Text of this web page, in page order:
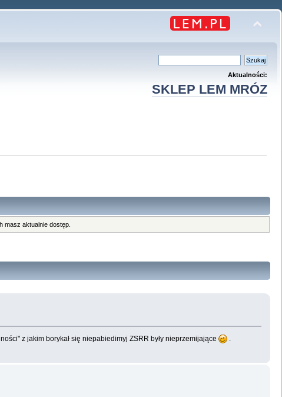
Aktualności:
SKLEP LEM MRÓZ
masz aktualnie dostęp.
z jakim borykał się niepabiedimyj ZSRR były nieprzemijające .